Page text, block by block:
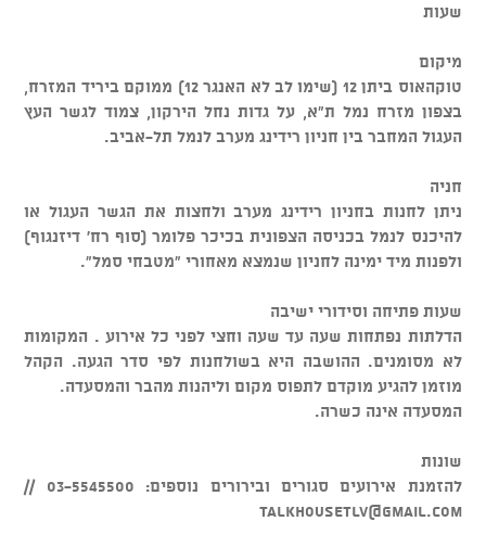
שעות
מיקום
טוקהאוס ביתן 12 (שימו לב לא האנגר 12) ממוקם ביריד המזרח,
בצפון מזרח נמל ת"א, על גדות נחל הירקון, צמוד לגשר העץ
העגול המחבר בין חניון רידינג מערב לנמל תל-אביב.
חניה
ניתן לחנות בחניון רידינג מערב ולחצות את הגשר העגול או
להיכנס לנמל בכניסה הצפונית בכיכר פלומר (סוף רח' דיזנגוף)
ולפנות מיד ימינה לחניון שנמצא מאחורי "מטבחי סמל".
שעות פתיחה וסידורי ישיבה
הדלתות נפתחות שעה עד שעה וחצי לפני כל אירוע . המקומות
לא מסומנים. ההושבה היא בשולחנות לפי סדר הגעה. הקהל
מוזמן להגיע מוקדם לתפוס מקום וליהנות מהבר והמסעדה.
המסעדה אינה כשרה.
שונות
להזמנת אירועים סגורים ובירורים נוספים: 03-5545500 //
talkhousetlv@gmail.com